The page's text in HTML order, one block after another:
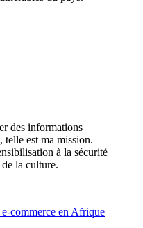
des informations
telle est ma mission.
à la sécurité
la culture.
commerce en Afrique